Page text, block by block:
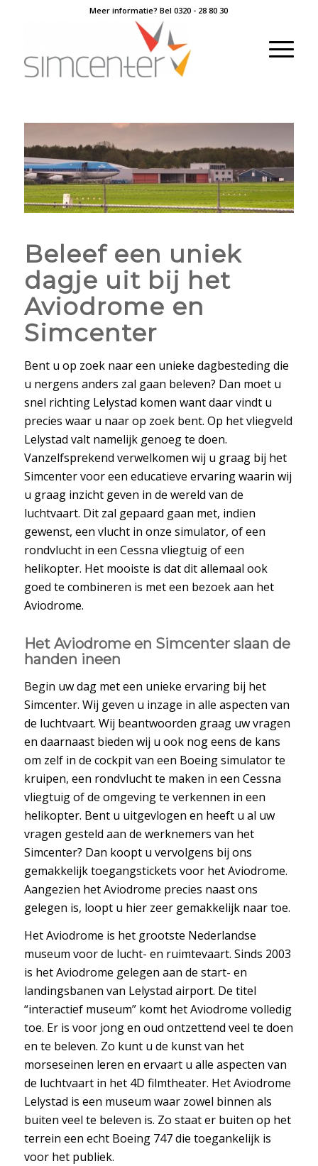
Meer informatie? Bel0320 - 28 80 30
Beleef een uniek
dagje uit bij het
Aviodrome en
Simcenter
Bent u op zoek naar een unieke dagbesteding die
u nergens anders zal gaan beleven? Dan moet u
snel richting Lelystad komen want daar vindt u
precies waar u naar op zoek bent. Op het vliegveld
Lelystad valt namelijk genoeg te doen.
Vanzelfsprekend verwelkomen wij u graag bij het
Simcenter voor een educatieve ervaring waarin wij
u graag inzicht geven in de wereld van de
luchtvaart. Dit zal gepaard gaan met, indien
gewenst, een vlucht in onze simulator, of een
rondvlucht in een Cessna vliegtuig of een
helikopter. Het mooiste is dat dit allemaal ook
goed te combineren is met een bezoek aan het
Aviodrome.
Het Aviodrome en Simcenter slaan de
handen ineen
Begin uw dag met een unieke ervaring bij het
Simcenter. Wij geven u inzage in alle aspecten van
de luchtvaart. Wij beantwoorden graag uw vragen
en daarnaast bieden wij u ook nog eens de kans
om zelf in de cockpit van een Boeing simulator te
kruipen, een rondvlucht te maken in een Cessna
vliegtuig of de omgeving te verkennen in een
helikopter. Bent u uitgevlogen en heeft u al uw
vragen gesteld aan de werknemers van het
Simcenter? Dan koopt u vervolgens bij ons
gemakkelijk toegangstickets voor het Aviodrome.
Aangezien het Aviodrome precies naast ons
gelegen is, loopt u hier zeer gemakkelijk naar toe.
Het Aviodrome is het grootste Nederlandse
museum voor de lucht- en ruimtevaart. Sinds 2003
is het Aviodrome gelegen aan de start- en
landingsbanen van Lelystad airport. De titel
“interactief museum” komt het Aviodrome volledig
toe. Er is voor jong en oud ontzettend veel te doen
en te beleven. Zo kunt u de kunst van het
morseseinen leren en ervaart u alle aspecten van
de luchtvaart in het 4D filmtheater. Het Aviodrome
Lelystad is een museum waar zowel binnen als
buiten veel te beleven is. Zo staat er buiten op het
terrein een echt Boeing 747 die toegankelijk is
voor het publiek.